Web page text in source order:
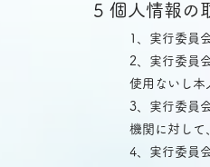
5 個人情報の
1、実行委員
2、実行委員
使用ないし本
3、実行委員
機関に対して
4、実行委員